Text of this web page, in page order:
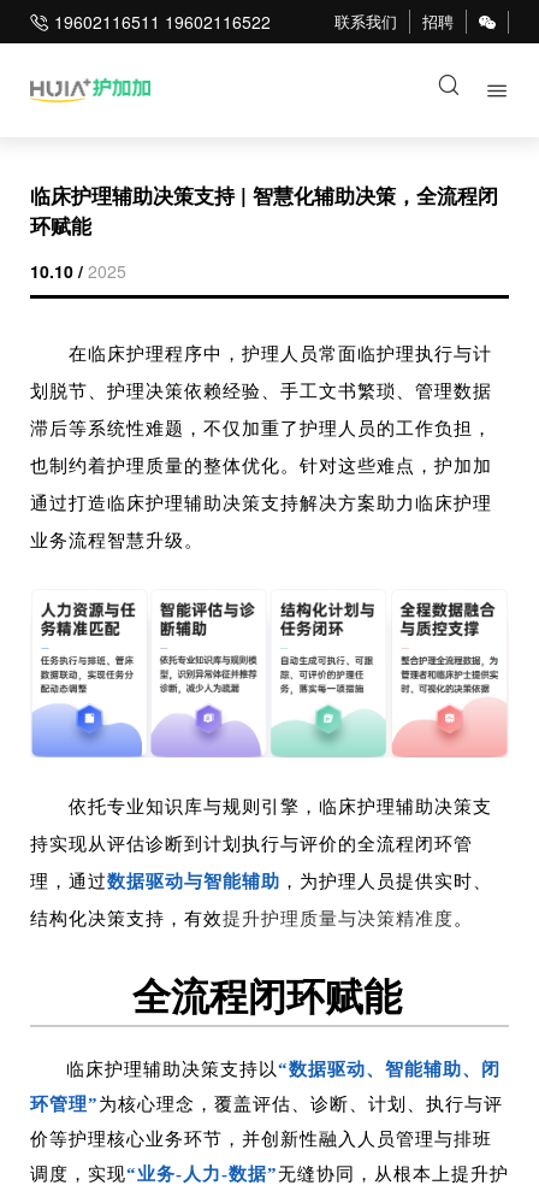
19602116511 19602116522 联系我们 招聘
临床护理辅助决策支持 | 智慧化辅助决策，全流程闭
环赋能
10.10 / 2025
在临床护理程序中，护理人员常面临护理执行与计
划脱节、护理决策依赖经验、手工文书繁琐、管理数据
滞后等系统性难题，不仅加重了护理人员的工作负担，
也制约着护理质量的整体优化。针对这些难点，护加加
通过打造临床护理辅助决策支持解决方案助力临床护理
业务流程智慧升级。
依托专业知识库与规则引擎 ，临床护理辅助决策支
持实现从评估诊断到计划执行与评价的全流程闭环管
理，通过数据驱动与智能辅助 ，为护理人员提供实时、
结构化决策支持，有效提升护理质量与决策精准度。
全流程闭环赋能
临床护理辅助决策支持以“数据驱动、智能辅助、闭
环管理”为核心理念，覆盖评估、诊断、计划、执行与评
价等护理核心业务环节，并创新性融入人员管理与排班
调度，实现“业务-人力-数据”无缝协同，从根本上提升护